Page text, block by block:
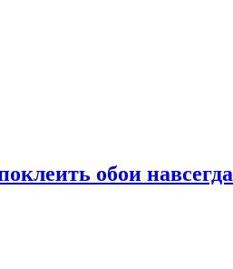
обои навсегда